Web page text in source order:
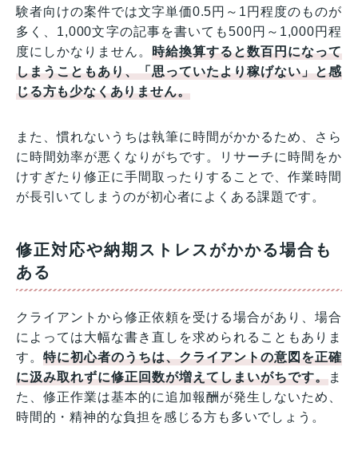
験者向けの案件では文字単価0.5円～1円程度のものが
多く、1,000文字の記事を書いても500円～1,000円程
度にしかなりません。時給換算すると数百円になって
しまうこともあり、「思っていたより稼げない」と感
じる方も少なくありません。
また、慣れないうちは執筆に時間がかかるため、さら
に時間効率が悪くなりがちです。リサーチに時間をか
けすぎたり修正に手間取ったりすることで、作業時間
が長引いてしまうのが初心者によくある課題です。
修正対応や納期ストレスがかかる場合も
ある
クライアントから修正依頼を受ける場合があり、場合
によっては大幅な書き直しを求められることもありま
す。特に初心者のうちは、クライアントの意図を正確
に汲み取れずに修正回数が増えてしまいがちです。ま
た、修正作業は基本的に追加報酬が発生しないため、
時間的・精神的な負担を感じる方も多いでしょう。